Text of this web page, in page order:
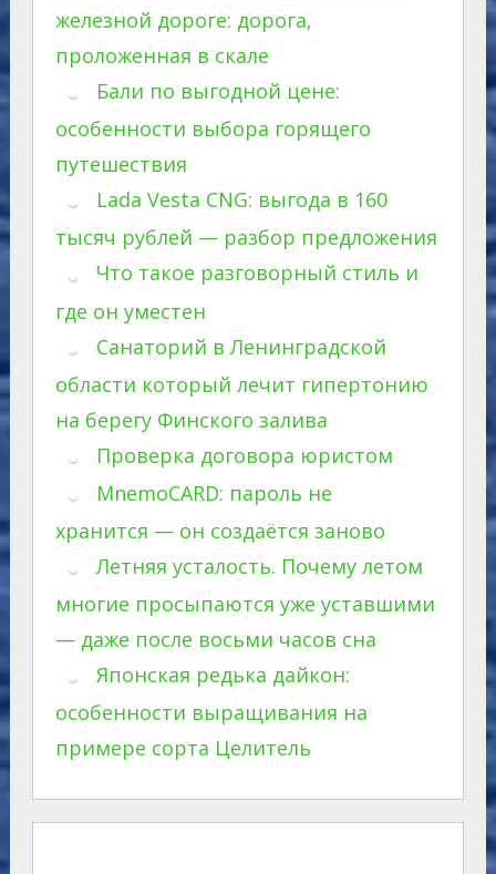
железной дороге: дорога,
проложенная в скале
Бали по выгодной цене:
особенности выбора горящего
путешествия
Lada Vesta CNG: выгода в 160
тысяч рублей — разбор предложения
Что такое разговорный стиль и
где он уместен
Санаторий в Ленинградской
области который лечит гипертонию
на берегу Финского залива
Проверка договора юристом
MnemoCARD: пароль не
хранится — он создаётся заново
Летняя усталость. Почему летом
многие просыпаются уже уставшими
— даже после восьми часов сна
Японская редька дайкон:
особенности выращивания на
примере сорта Целитель